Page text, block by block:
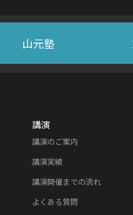
山元塾
講演
講演のご案内
講演実績
講演開催までの流れ
よくある質問